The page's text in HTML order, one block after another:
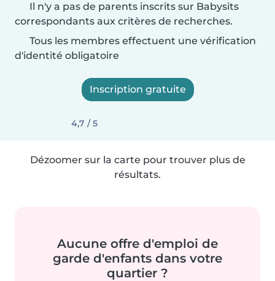
Il n'y a pas de parents inscrits sur Babysits
correspondants aux critères de recherches.
Tous les membres effectuent une vérification
d'identité obligatoire
Inscription gratuite
4,7 / 5
Dézoomer sur la carte pour trouver plus de
résultats.
Aucune offre d'emploi de
garde d'enfants dans votre
quartier ?